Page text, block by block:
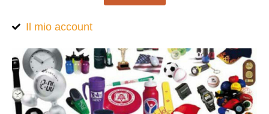
Il mio account